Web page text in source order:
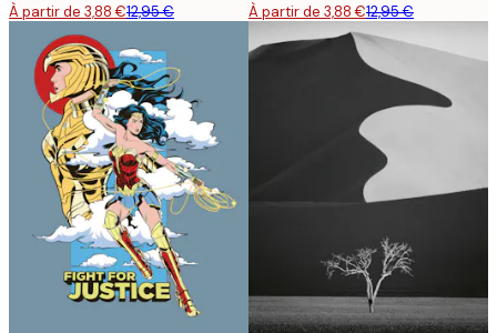
À partir de 3,88 €12,95 € À partir de 3,88 €12,95 €